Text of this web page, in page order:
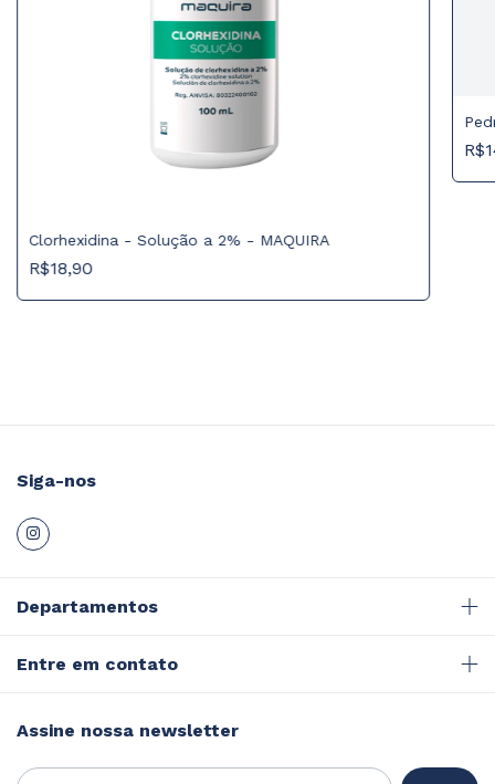
Clorhexidina - Solução a 2% - MAQUIRA
R$18,90
Siga-nos
Departamentos
Entre em contato
Assine nossa newsletter